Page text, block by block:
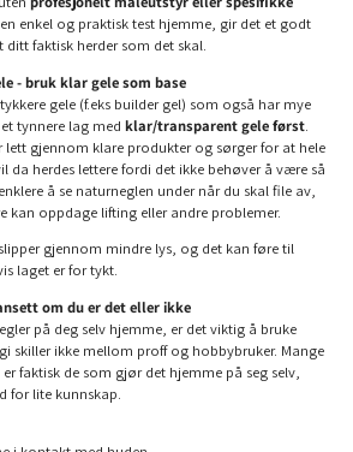
enkel og praktisk test hjemme, gir det et godt
faktisk herder som det skal.
- bruk klar gele som base
gele (f.eks builder gel) som også har mye
tynnere lag med klar/transparent gele først.
lett gjennom klare produkter og sørger for at hele
da herdes lettere fordi det ikke behøver å være så
å se naturneglen under når du skal file av,
kan oppdage lifting eller andre problemer.
gjennom mindre lys, og det kan føre til
laget er for tykt.
om du er det eller ikke
på deg selv hjemme, er det viktig å bruke
skiller ikke mellom proff og hobbybruker. Mange
faktisk de som gjør det hjemme på seg selv,
for lite kunnskap.